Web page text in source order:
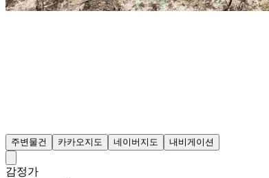
주변물건 카카오지도 네이버지도 내비게이션
감정가